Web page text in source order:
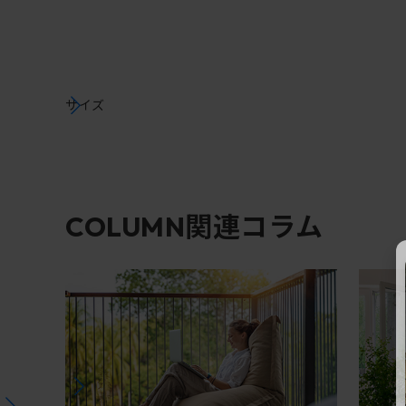
サイズ
COLUMN関連コラム